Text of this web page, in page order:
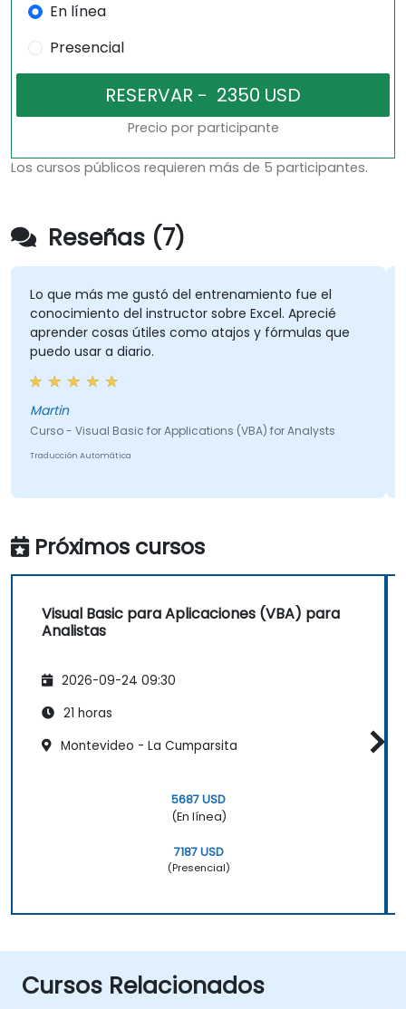
En línea
Presencial
Precio por participante
Los cursos públicos requieren más de 5 participantes.
Reseñas (7)
Lo que más me gustó del entrenamiento fue el
conocimiento del instructor sobre Excel. Aprecié
aprender cosas útiles como atajos y fórmulas que
puedo usar a diario.
Martin
Curso - Visual Basic for Applications (VBA) for Analysts
Traducción Automática
Próximos cursos
Visual Basic para Aplicaciones (VBA) para
Analistas
2026-09-24 09:30
21 horas
Montevideo - La Cumparsita
5687 USD
(En línea)
7187 USD
(Presencial)
Cursos Relacionados